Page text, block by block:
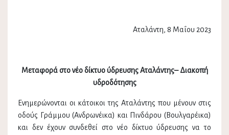
Αταλάντη, 8 Μαΐου 2023
Μεταφορά στο νέο δίκτυο ύδρευσης Αταλάντης– Διακοπή
υδροδότησης
Ενημερώνονται οι κάτοικοι της Αταλάντης που μένουν στις
οδούς Γράμμου (Ανδρωνέικα) και Πινδάρου (Βουλγαρέικα)
και δεν έχουν συνδεθεί στο νέο δίκτυο ύδρευσης να το